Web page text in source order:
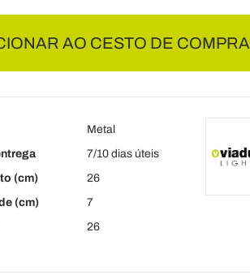
AO CESTO DE COMPRA
Metal
7/10 dias úteis
(cm)
26
(cm)
7
26